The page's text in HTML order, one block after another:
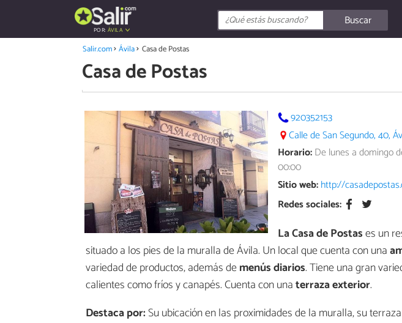
POR: ÁVILA
Buscar
Salir.com Ávila Casa de Postas
Casa de Postas
920352153
Calle de San Segundo, 40,
Horario:De lunes a domingo
00:00
Sitio web:http://
Redes sociales:
La Casa de Postases un
situado a los pies de la muralla de Ávila. Un local que cuenta con una
variedad de productos, además demenús diarios. Tiene una gran
calientes como fríos y canapés. Cuenta con unaterraza exterior.
Destaca por:Su ubicación en las proximidades de la muralla, su